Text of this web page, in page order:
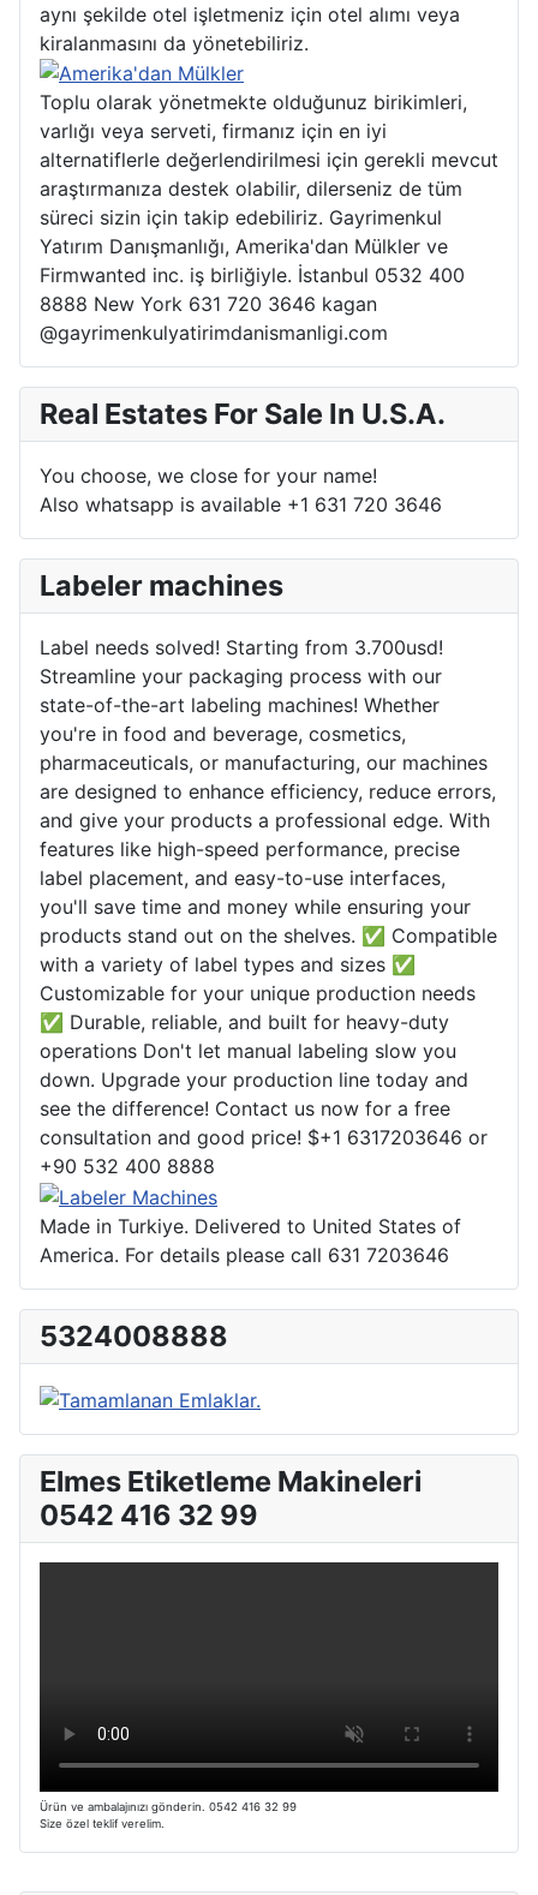
aynı şekilde otel işletmeniz için otel alımı veya
kiralanmasını da yönetebiliriz.
Toplu olarak yönetmekte olduğunuz birikimleri,
varlığı veya serveti, firmanız için en iyi
alternatiflerle değerlendirilmesi için gerekli mevcut
araştırmanıza destek olabilir, dilerseniz de tüm
süreci sizin için takip edebiliriz. Gayrimenkul
Yatırım Danışmanlığı, Amerika'dan Mülkler ve
Firmwanted inc. iş birliğiyle. İstanbul 0532 400
8888 New York 631 720 3646 kagan
@gayrimenkulyatirimdanismanligi.com
Real Estates For Sale In U.S.A.
You choose, we close for your name!
Also whatsapp is available +1 631 720 3646
Labeler machines
Label needs solved! Starting from 3.700usd!
Streamline your packaging process with our
state-of-the-art labeling machines! Whether
you're in food and beverage, cosmetics,
pharmaceuticals, or manufacturing, our machines
are designed to enhance efficiency, reduce errors,
and give your products a professional edge. With
features like high-speed performance, precise
label placement, and easy-to-use interfaces,
you'll save time and money while ensuring your
products stand out on the shelves. ✅ Compatible
with a variety of label types and sizes ✅
Customizable for your unique production needs
✅ Durable, reliable, and built for heavy-duty
operations Don't let manual labeling slow you
down. Upgrade your production line today and
see the difference! Contact us now for a free
consultation and good price! $+1 6317203646 or
+90 532 400 8888
Made in Turkiye. Delivered to United States of
America. For details please call 631 7203646
5324008888
Elmes Etiketleme Makineleri
0542 416 32 99
Ürün ve ambalajınızı gönderin. 0542 416 32 99
Size özel teklif verelim.